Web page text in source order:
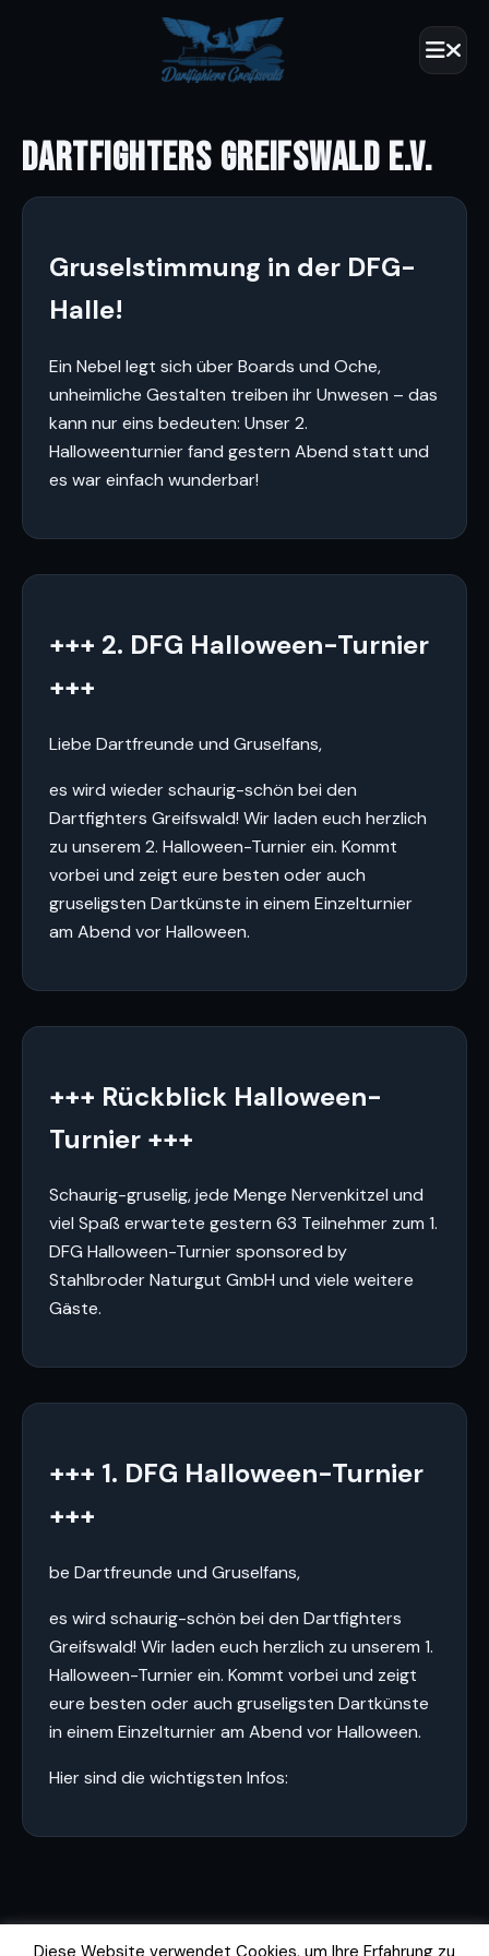
DARTFIGHTERS GREIFSWALD E.V.
Gruselstimmung in der DFG-
Halle!
Ein Nebel legt sich über Boards und Oche,
unheimliche Gestalten treiben ihr Unwesen – das
kann nur eins bedeuten: Unser 2.
Halloweenturnier fand gestern Abend statt und
es war einfach wunderbar!
+++ 2. DFG Halloween-Turnier
+++
Liebe Dartfreunde und Gruselfans,
es wird wieder schaurig-schön bei den
Dartfighters Greifswald! Wir laden euch herzlich
zu unserem 2. Halloween-Turnier ein. Kommt
vorbei und zeigt eure besten oder auch
gruseligsten Dartkünste in einem Einzelturnier
am Abend vor Halloween.
+++ Rückblick Halloween-
Turnier +++
Schaurig-gruselig, jede Menge Nervenkitzel und
viel Spaß erwartete gestern 63 Teilnehmer zum 1.
DFG Halloween-Turnier sponsored by
Stahlbroder Naturgut GmbH und viele weitere
Gäste.
+++ 1. DFG Halloween-Turnier
+++
be Dartfreunde und Gruselfans,
es wird schaurig-schön bei den Dartfighters
Greifswald! Wir laden euch herzlich zu unserem 1.
Halloween-Turnier ein. Kommt vorbei und zeigt
eure besten oder auch gruseligsten Dartkünste
in einem Einzelturnier am Abend vor Halloween.
Hier sind die wichtigsten Infos:
Diese Website verwendet Cookies, um Ihre Erfahrung zu